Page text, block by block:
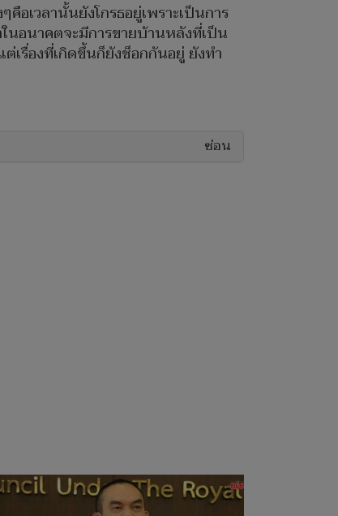
เวลานั้นยังโกรธอยู่เพราะเป็นการ
นอนาคตจะมีการขายบ้านหลังที่เป็น
เรื่องที่เกิดขึ้นก็ยังช็อกกันอยู่ ยังทำ
ซ่อน